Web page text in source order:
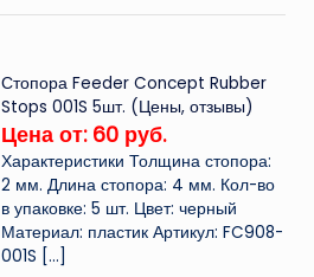
Стопора Feeder Concept Rubber
Stops 001S 5шт. (Цены, отзывы)
Цена от: 60 руб.
Характеристики Толщина стопора:
2 мм. Длина стопора: 4 мм. Кол-во
в упаковке: 5 шт. Цвет: черный
Материал: пластик Артикул: FC908-
001S […]